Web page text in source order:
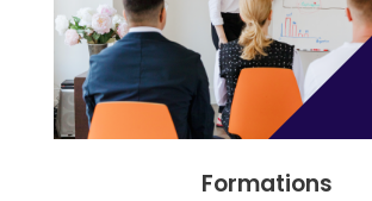
Formations